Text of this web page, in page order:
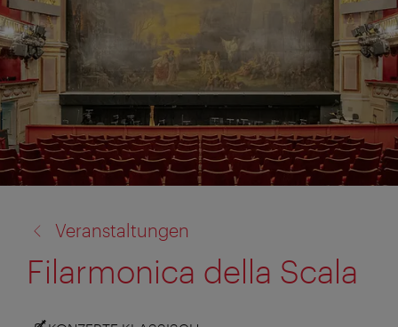
zu:
Veranstaltungen
Filarmonica della Scala